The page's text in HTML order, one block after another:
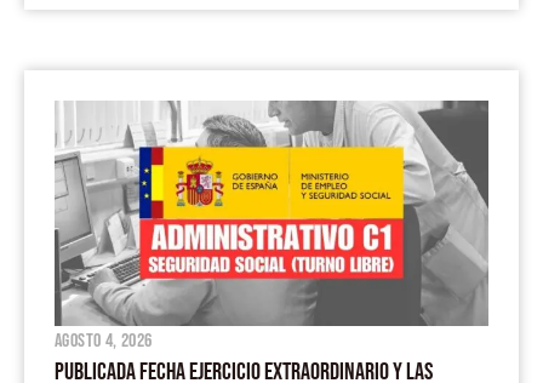
agosto 4, 2026
PUBLICADA FECHA EJERCICIO EXTRAORDINARIO Y LAS